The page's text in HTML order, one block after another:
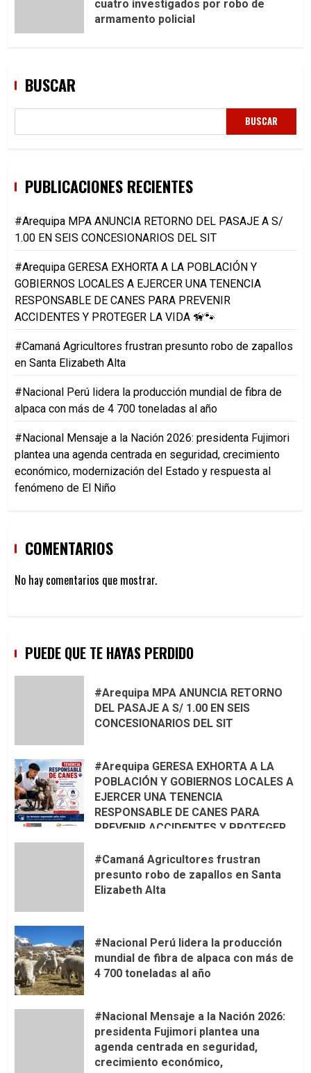
cuatro investigados por robo de
armamento policial
BUSCAR
BUSCAR
PUBLICACIONES RECIENTES
#Arequipa MPA ANUNCIA RETORNO DEL PASAJE A S/
1.00 EN SEIS CONCESIONARIOS DEL SIT
#Arequipa GERESA EXHORTA A LA POBLACIÓN Y
GOBIERNOS LOCALES A EJERCER UNA TENENCIA
RESPONSABLE DE CANES PARA PREVENIR
ACCIDENTES Y PROTEGER LA VIDA 🦮🐾
#Camaná Agricultores frustran presunto robo de zapallos
en Santa Elizabeth Alta
#Nacional Perú lidera la producción mundial de fibra de
alpaca con más de 4 700 toneladas al año
#Nacional Mensaje a la Nación 2026: presidenta Fujimori
plantea una agenda centrada en seguridad, crecimiento
económico, modernización del Estado y respuesta al
fenómeno de El Niño
COMENTARIOS
No hay comentarios que mostrar.
PUEDE QUE TE HAYAS PERDIDO
#Arequipa MPA ANUNCIA RETORNO
DEL PASAJE A S/ 1.00 EN SEIS
CONCESIONARIOS DEL SIT
#Arequipa GERESA EXHORTA A LA
POBLACIÓN Y GOBIERNOS LOCALES A
EJERCER UNA TENENCIA
RESPONSABLE DE CANES PARA
PREVENIR ACCIDENTES Y PROTEGER
#Camaná Agricultores frustran
presunto robo de zapallos en Santa
Elizabeth Alta
#Nacional Perú lidera la producción
mundial de fibra de alpaca con más de
4 700 toneladas al año
#Nacional Mensaje a la Nación 2026:
presidenta Fujimori plantea una
agenda centrada en seguridad,
crecimiento económico,